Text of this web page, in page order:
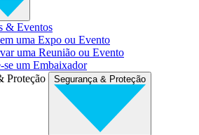
& Eventos
uma Expo ou Evento
uma Reunião ou Evento
se um Embaixador
Proteção
Segurança & Proteção